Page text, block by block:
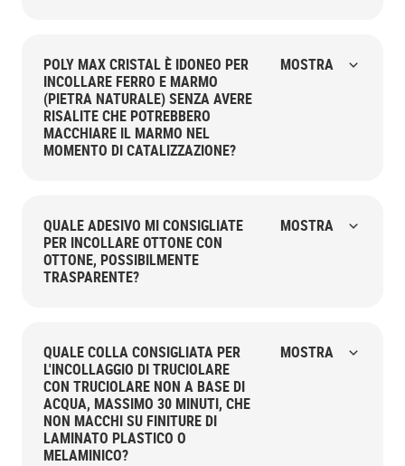
POLY MAX CRISTAL È IDONEO PER
INCOLLARE FERRO E MARMO
(PIETRA NATURALE) SENZA AVERE
RISALITE CHE POTREBBERO
MACCHIARE IL MARMO NEL
MOMENTO DI CATALIZZAZIONE?
MOSTRA
QUALE ADESIVO MI CONSIGLIATE
PER INCOLLARE OTTONE CON
OTTONE, POSSIBILMENTE
TRASPARENTE?
MOSTRA
QUALE COLLA CONSIGLIATA PER
L'INCOLLAGGIO DI TRUCIOLARE
CON TRUCIOLARE NON A BASE DI
ACQUA, MASSIMO 30 MINUTI, CHE
NON MACCHI SU FINITURE DI
LAMINATO PLASTICO O
MELAMINICO?
MOSTRA